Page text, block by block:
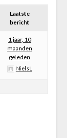
Laatste
bericht
1 jaar, 10
maanden
geleden
NielsL